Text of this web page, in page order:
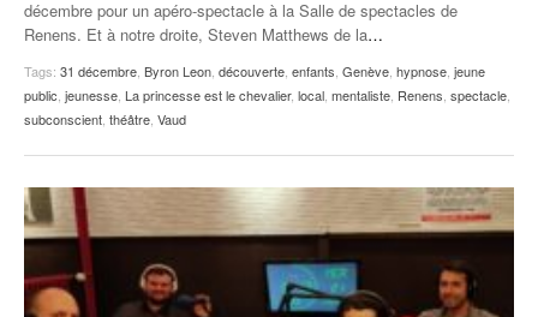
décembre pour un apéro-spectacle à la Salle de spectacles de
Renens. Et à notre droite, Steven Matthews de la…
Tags: 31 décembre Byron Leon découverte enfants Genève hypnose jeune
public jeunesse La princesse est le chevalier, local mentaliste Renens spectacle
subconscient théâtre Vaud